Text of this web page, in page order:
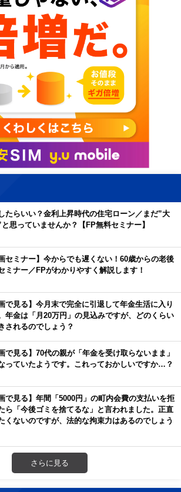
たらいい？金利上昇時代の住宅ローン／まだ”大
と思っていませんか？【FP無料セミナー】
セミナー】今からでも遅くない！60歳からの老後
ミナー／FPがわかりやすく解説します！
で見る】今月末で完全に引退して年金生活に入り
年金は「月20万円」の見込みですが、どのくらい
されるのでしょう？
で見る】70代の親が「年金を受け取らないまま」
っていたようです。これっておかしいですか…？
で見る】年間「5000円」の町内会費の支払いを拒
ら「今後ゴミを捨てるな」と言われました。正直
くないのですが、法的な拘束力はあるのでしょう
さらに見る